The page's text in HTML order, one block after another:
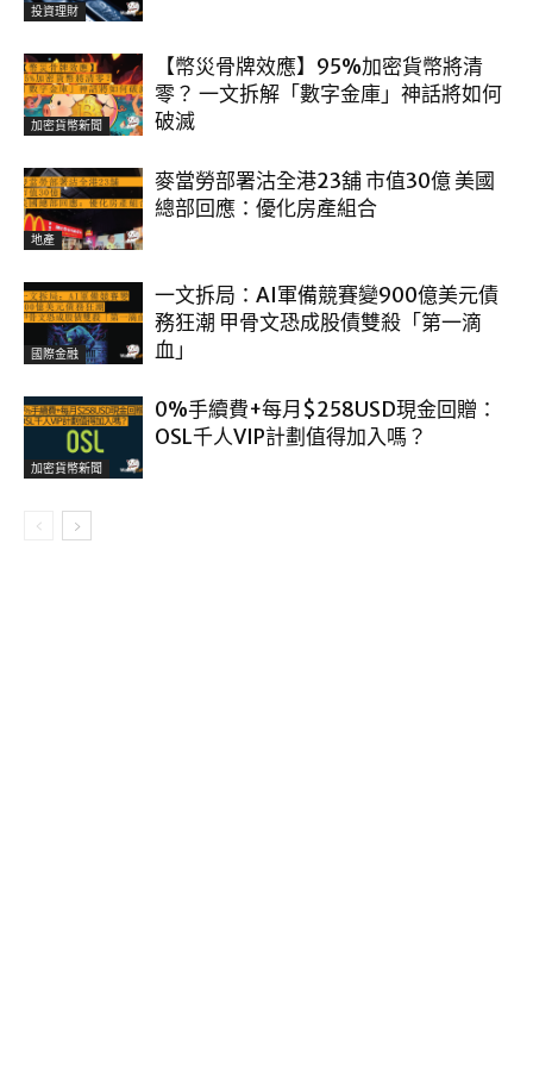
投資理財
加密貨幣新聞
【幣災骨牌效應】95%加密貨幣將清
零？ 一文拆解「數字金庫」神話將如何
破滅
地產
麥當勞部署沽全港23舖 市值30億 美國
總部回應：優化房產組合
國際金融
一文拆局：AI軍備競賽變900億美元債
務狂潮 甲骨文恐成股債雙殺「第一滴
血」
加密貨幣新聞
0%手續費+每月$258USD現金回贈：
OSL千人VIP計劃值得加入嗎？